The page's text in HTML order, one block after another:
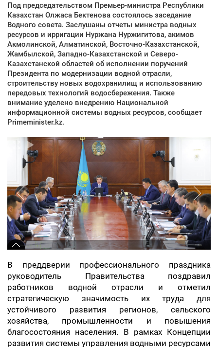
Под председательством Премьер-министра Республики
Казахстан Олжаса Бектенова состоялось заседание
Водного совета. Заслушаны отчеты министра водных
ресурсов и ирригации Нуржана Нуржигитова, акимов
Акмолинской, Алматинской, Восточно-Казахстанской,
Жамбылской, Западно-Казахстанской и Северо-
Казахстанской областей об исполнении поручений
Президента по модернизации водной отрасли,
строительству новых водохранилищ и использованию
передовых технологий водосбережения. Также
внимание уделено внедрению Национальной
информационной системы водных ресурсов, сообщает
Primeminister.kz.
В преддверии профессионального праздника
руководитель Правительства поздравил
работников водной отрасли и отметил
стратегическую значимость их труда для
устойчивого развития регионов, сельского
хозяйства, промышленности и повышения
благосостояния населения. В рамках Концепции
развития системы управления водными ресурсами